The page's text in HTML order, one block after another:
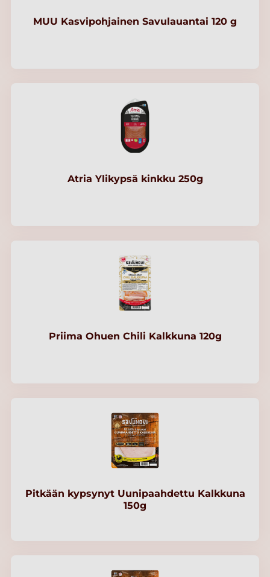
MUU Kasvipohjainen Savulauantai 120 g
Atria Ylikypsä kinkku 250g
Priima Ohuen Chili Kalkkuna 120g
Pitkään kypsynyt Uunipaahdettu Kalkkuna
150g